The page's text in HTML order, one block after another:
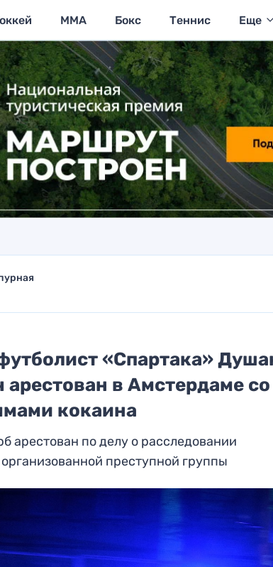
MMA Бокс Теннис Еще
«Спартака»
арестован в Амстердаме со
кокаина
арестован по делу о расследовании
преступной группы